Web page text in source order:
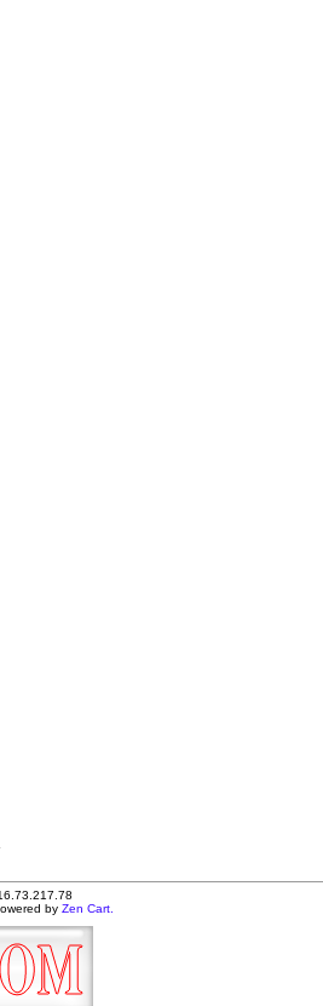
by Zen Cart.